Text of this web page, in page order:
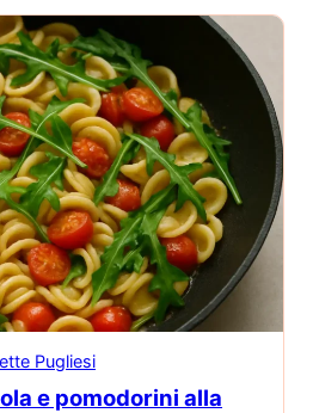
Pugliesi
e pomodorini alla